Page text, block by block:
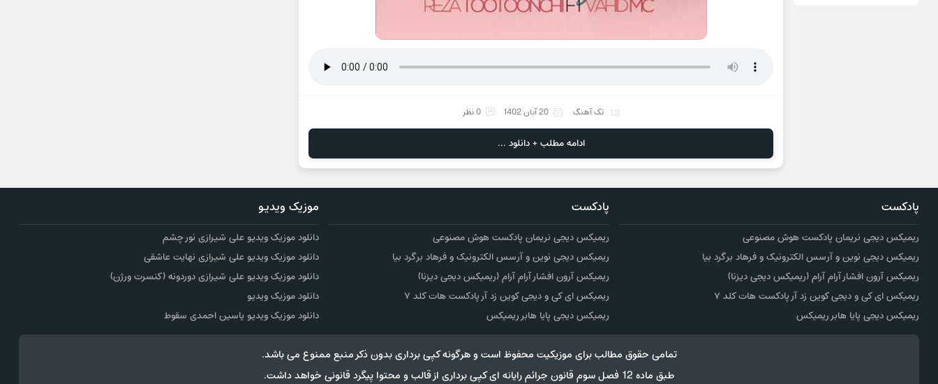
تک آهنگ 20 آبان 1402 0 نظر
ادامه مطلب + دانلود ...
پادکست
ریمیکس دیجی نریمان پادکست هوش مصنوعی
ریمیکس دیجی نوین و آرسس الکترونیک و فرهاد برگرد بیا
ریمیکس آرون افشار آرام آرام (ریمیکس دیجی دیزنا)
ریمیکس ای کی و دیجی کوین زد آر پادکست هات کلد ۷
ریمیکس دیجی پایا هابر ریمیکس
پادکست
ریمیکس دیجی نریمان پادکست هوش مصنوعی
ریمیکس دیجی نوین و آرسس الکترونیک و فرهاد برگرد بیا
ریمیکس آرون افشار آرام آرام (ریمیکس دیجی دیزنا)
ریمیکس ای کی و دیجی کوین زد آر پادکست هات کلد ۷
ریمیکس دیجی پایا هابر ریمیکس
موزیک ویدیو
دانلود موزیک ویدیو علی شیرازی نور چشم
دانلود موزیک ویدیو علی شیرازی نهایت عاشقی
دانلود موزیک ویدیو علی شیرازی دوردونه (کنسرت ورژن)
دانلود موزیک ویدیو
دانلود موزیک ویدیو یاسین احمدی سقوط
تمامی حقوق مطالب برای موزیکیت محفوظ است و هرگونه کپی برداری بدون ذکر منبع ممنوع می باشد.
طبق ماده 12 فصل سوم قانون جرائم رایانه ای کپی برداری از قالب و محتوا پیگرد قانونی خواهد داشت.